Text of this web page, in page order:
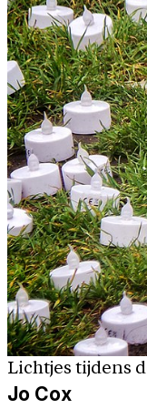
Lichtjes tijdens
Jo Cox